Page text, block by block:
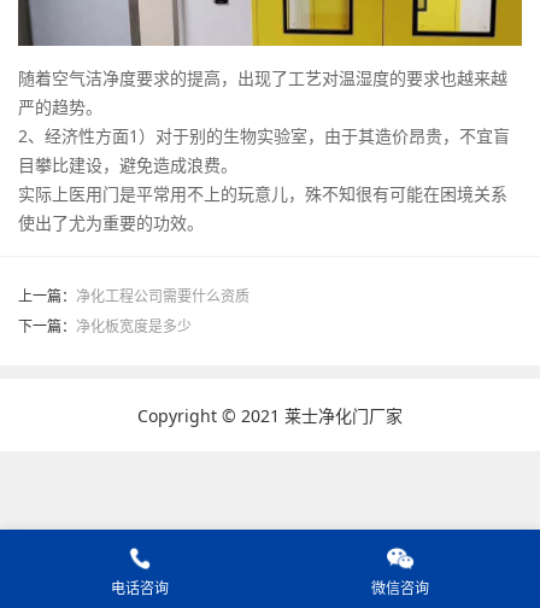
随着空气洁净度要求的提高，出现了工艺对温湿度的要求也越来越
严的趋势。
2、经济性方面1）对于别的生物实验室，由于其造价昂贵，不宜盲
目攀比建设，避免造成浪费。
实际上医用门是平常用不上的玩意儿，殊不知很有可能在困境关系
使出了尤为重要的功效。
上一篇： 净化工程公司需要什么资质
下一篇： 净化板宽度是多少
Copyright © 2021 莱士净化门厂家
电话咨询 微信咨询